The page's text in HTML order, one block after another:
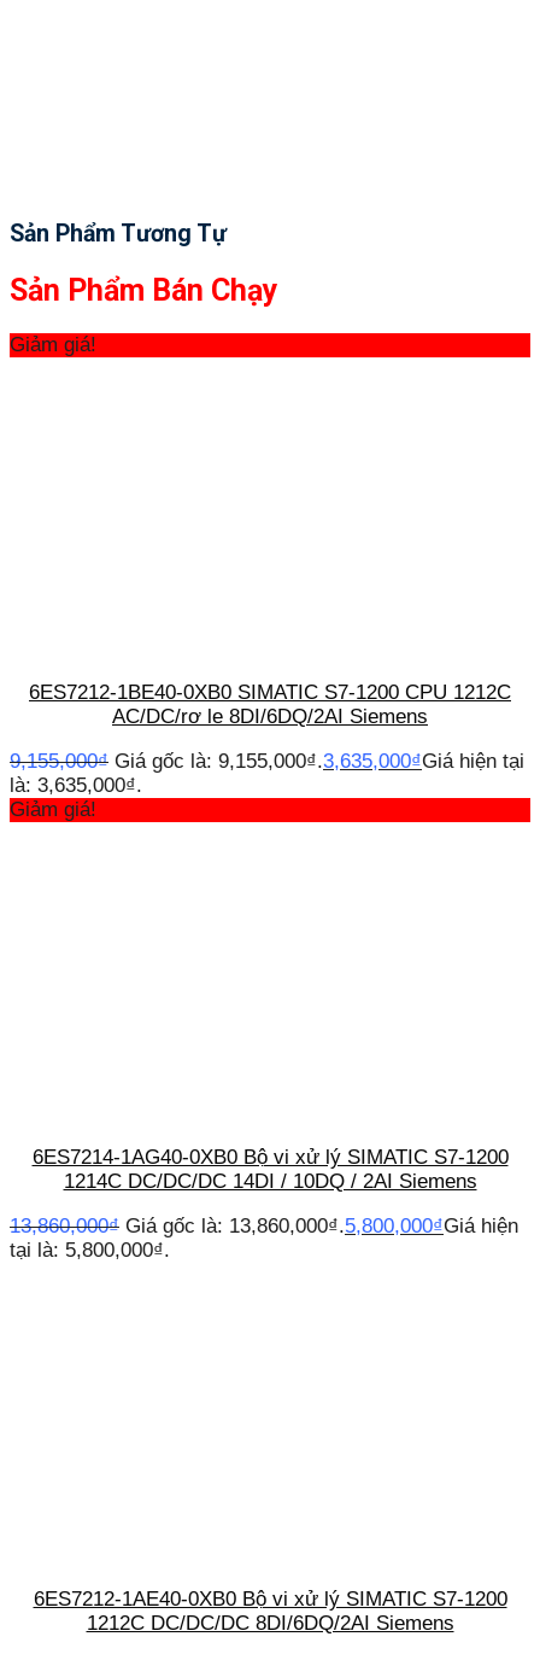
Sản Phẩm Tương Tự
Sản Phẩm Bán Chạy
Giảm giá!
6ES7212-1BE40-0XB0 SIMATIC S7-1200 CPU 1212C
AC/DC/rơ le 8DI/6DQ/2AI Siemens
9,155,000₫ Giá gốc là: 9,155,000₫.3,635,000₫Giá hiện tại
là: 3,635,000₫.
Giảm giá!
6ES7214-1AG40-0XB0 Bộ vi xử lý SIMATIC S7-1200
1214C DC/DC/DC 14DI / 10DQ / 2AI Siemens
13,860,000₫ Giá gốc là: 13,860,000₫.5,800,000₫Giá hiện
tại là: 5,800,000₫.
6ES7212-1AE40-0XB0 Bộ vi xử lý SIMATIC S7-1200
1212C DC/DC/DC 8DI/6DQ/2AI Siemens